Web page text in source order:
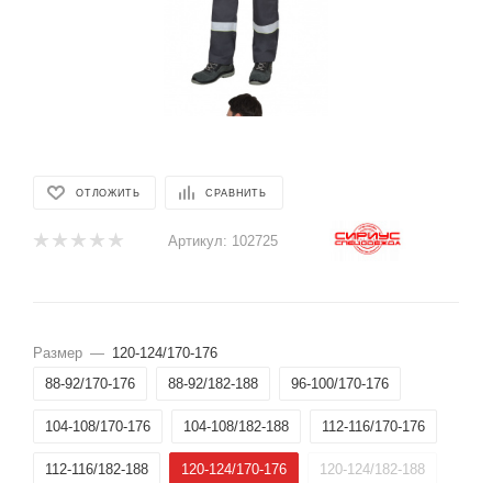
ОТЛОЖИТЬ СРАВНИТЬ
Артикул: 102725
Размер — 120-124/170-176
88-92/170-176
88-92/182-188 96-100/170-176
104-108/170-176 104-108/182-188 112-116/170-176
112-116/182-188 120-124/170-176 120-124/182-188